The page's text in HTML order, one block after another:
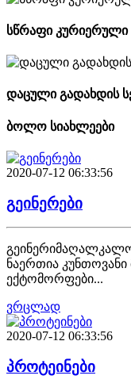
სწრაფი კურიერული
დაცული გადახდის
ბოლო სიახლეები
2020-07-12 06:33:56
გეინერები
ნაერთია
ექტომორფები...
ვრცლად
2020-07-12 06:33:56
პროტეინები